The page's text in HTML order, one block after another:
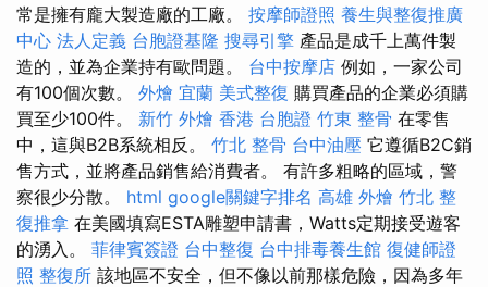
常是擁有龐大製造廠的工廠。 按摩師證照 養生與整復推廣
中心 法人定義 台胞證基隆 搜尋引擎 產品是成千上萬件製
造的，並為企業持有歐問題。 台中按摩店 例如，一家公司
有100個次數。 外燴 宜蘭 美式整復 購買產品的企業必須購
買至少100件。 新竹 外燴 香港 台胞證 竹東 整骨 在零售
中，這與B2B系統相反。 竹北 整骨 台中油壓 它遵循B2C銷
售方式，並將產品銷售給消費者。 有許多粗略的區域，警
察很少分散。 html google關鍵字排名 高雄 外燴 竹北 整
復推拿 在美國填寫ESTA雕塑申請書，Watts定期接受遊客
的湧入。 菲律賓簽證 台中整復 台中排毒養生館 復健師證
照 整復所 該地區不安全，但不像以前那樣危險，因為多年